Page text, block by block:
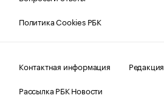
Политика Cookies РБК
Контактная информация
Редакция
Рассылка РБК Новости